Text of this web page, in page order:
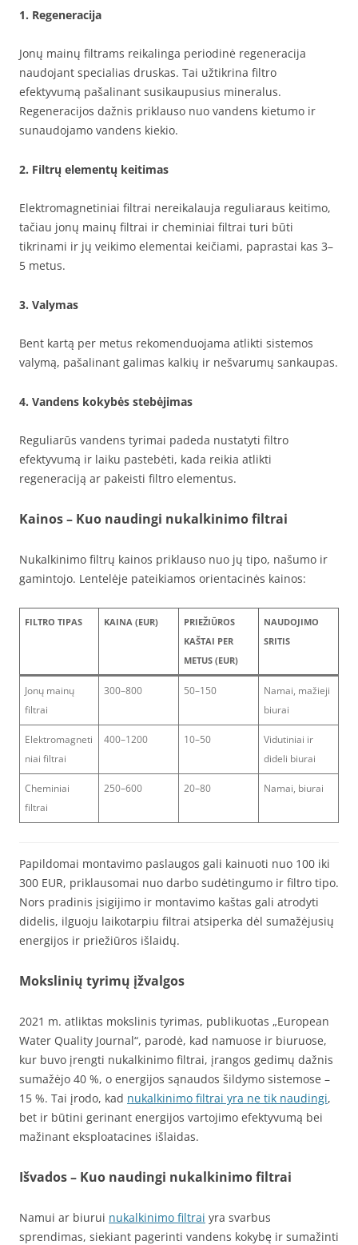
1. Regeneracija
Jonų mainų filtrams reikalinga periodinė regeneracija
naudojant specialias druskas. Tai užtikrina filtro
efektyvumą pašalinant susikaupusius mineralus.
Regeneracijos dažnis priklauso nuo vandens kietumo ir
sunaudojamo vandens kiekio.
2. Filtrų elementų keitimas
Elektromagnetiniai filtrai nereikalauja reguliaraus keitimo,
tačiau jonų mainų filtrai ir cheminiai filtrai turi būti
tikrinami ir jų veikimo elementai keičiami, paprastai kas 3–
5 metus.
3. Valymas
Bent kartą per metus rekomenduojama atlikti sistemos
valymą, pašalinant galimas kalkių ir nešvarumų sankaupas.
4. Vandens kokybės stebėjimas
Reguliarūs vandens tyrimai padeda nustatyti filtro
efektyvumą ir laiku pastebėti, kada reikia atlikti
regeneraciją ar pakeisti filtro elementus.
Kainos – Kuo naudingi nukalkinimo filtrai
Nukalkinimo filtrų kainos priklauso nuo jų tipo, našumo ir
gamintojo. Lentelėje pateikiamos orientacinės kainos:
FILTRO TIPAS KAINA (EUR)
PRIEŽIŪROS
KAŠTAI PER
METUS (EUR)
NAUDOJIMO
SRITIS
Jonų mainų
filtrai
300–800 50–150
Namai, mažieji
biurai
Elektromagneti
niai filtrai
400–1200 10–50
Vidutiniai ir
dideli biurai
Cheminiai
filtrai
250–600 20–80 Namai, biurai
Papildomai montavimo paslaugos gali kainuoti nuo 100 iki
300 EUR, priklausomai nuo darbo sudėtingumo ir filtro tipo.
Nors pradinis įsigijimo ir montavimo kaštas gali atrodyti
didelis, ilguoju laikotarpiu filtrai atsiperka dėl sumažėjusių
energijos ir priežiūros išlaidų.
Mokslinių tyrimų įžvalgos
2021 m. atliktas mokslinis tyrimas, publikuotas „European
Water Quality Journal“, parodė, kad namuose ir biuruose,
kur buvo įrengti nukalkinimo filtrai, įrangos gedimų dažnis
sumažėjo 40 %, o energijos sąnaudos šildymo sistemose –
15 %. Tai įrodo, kad nukalkinimo filtrai yra ne tik naudingi,
bet ir būtini gerinant energijos vartojimo efektyvumą bei
mažinant eksploatacines išlaidas.
Išvados – Kuo naudingi nukalkinimo filtrai
Namui ar biurui nukalkinimo filtrai yra svarbus
sprendimas, siekiant pagerinti vandens kokybę ir sumažinti